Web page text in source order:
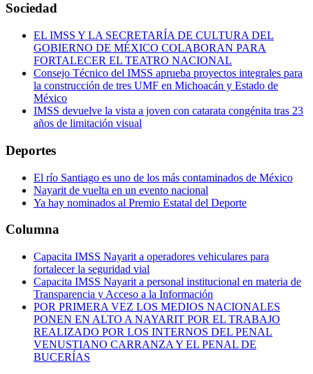
Sociedad
EL IMSS Y LA SECRETARÍA DE CULTURA DEL
GOBIERNO DE MÉXICO COLABORAN PARA
FORTALECER EL TEATRO NACIONAL
Consejo Técnico del IMSS aprueba proyectos integrales para
la construcción de tres UMF en Michoacán y Estado de
México
IMSS devuelve la vista a joven con catarata congénita tras 23
años de limitación visual
Deportes
El río Santiago es uno de los más contaminados de México
Nayarit de vuelta en un evento nacional
Ya hay nominados al Premio Estatal del Deporte
Columna
Capacita IMSS Nayarit a operadores vehiculares para
fortalecer la seguridad vial
Capacita IMSS Nayarit a personal institucional en materia de
Transparencia y Acceso a la Información
POR PRIMERA VEZ LOS MEDIOS NACIONALES
PONEN EN ALTO A NAYARIT POR EL TRABAJO
REALIZADO POR LOS INTERNOS DEL PENAL
VENUSTIANO CARRANZA Y EL PENAL DE
BUCERÍAS